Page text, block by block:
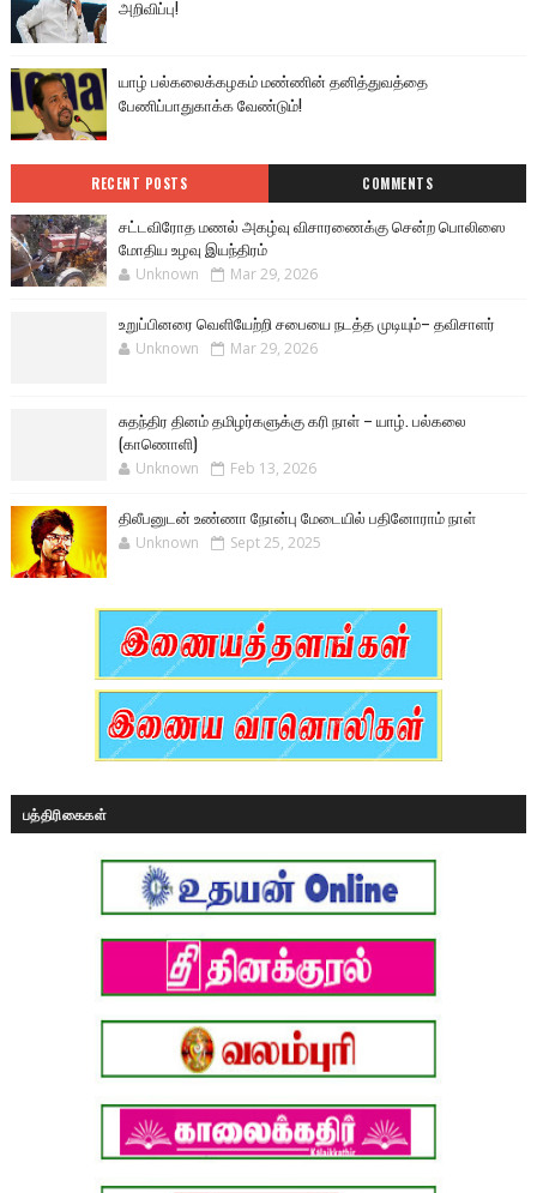
அறிவிப்பு!
யாழ் பல்கலைக்கழகம் மண்ணின் தனித்துவத்தை
பேணிப்பாதுகாக்க வேண்டும்!
RECENT POSTS COMMENTS
சட்டவிரோத மணல் அகழ்வு விசாரணைக்கு சென்ற பொலிஸை
மோதிய உழவு இயந்திரம்
Unknown Mar 29, 2026
உறுப்பினரை வெளியேற்றி சபையை நடத்த முடியும்– தவிசாளர்
Unknown Mar 29, 2026
சுதந்திர தினம் தமிழர்களுக்கு கரி நாள் – யாழ். பல்கலை
(காணொளி)
Unknown Feb 13, 2026
திலீபனுடன் உண்ணா நோன்பு மேடையில் பதினோராம் நாள்
Unknown Sept 25, 2025
பத்திரிகைகள்